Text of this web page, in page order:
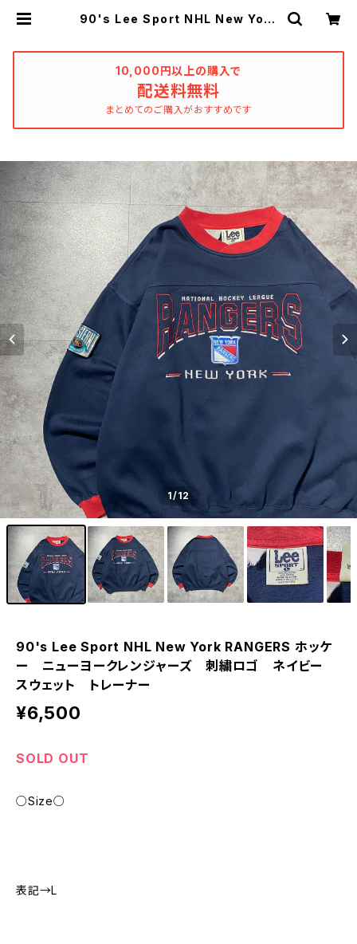
90's Lee Sport NHL New York
ー スウェット トレーナー | used
_clothing_katharsis
10,000円以上の購入で
配送料無料
まとめてのご購入がおすすめです
1/12
90's Lee Sport NHL New York RANGERS ホッケ
ー ニューヨークレンジャーズ 刺繍ロゴ ネイビー
スウェット トレーナー
¥6,500
SOLD OUT
○Size○
表記→L